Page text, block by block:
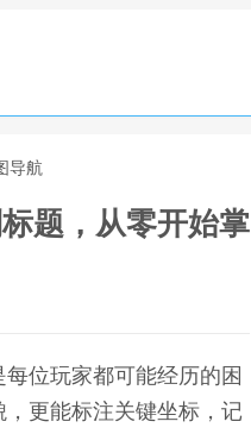
导航
题，从零开始掌
位玩家都可能经历的困
更能标注关键坐标，记